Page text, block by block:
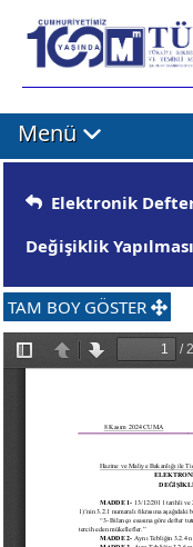
Menü
Elektronik Defter
Değişiklik
TAM BOY GÖSTER